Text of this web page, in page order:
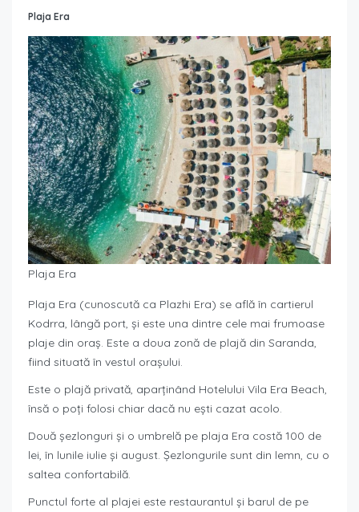
Plaja Era
Plaja Era
Plaja Era (cunoscută ca Plazhi Era) se află în cartierul
Kodrra, lângă port, și este una dintre cele mai frumoase
plaje din oraș. Este a doua zonă de plajă din Saranda,
fiind situată în vestul orașului.
Este o plajă privată, aparținând Hotelului Vila Era Beach,
însă o poți folosi chiar dacă nu ești cazat acolo.
Două șezlonguri și o umbrelă pe plaja Era costă 100 de
lei, în lunile iulie și august. Șezlongurile sunt din lemn, cu o
saltea confortabilă.
Punctul forte al plajei este restaurantul și barul de pe